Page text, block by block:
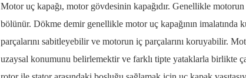
Motor uç kapağı, motor gövdesinin kapağıdır. Genellikle
bölünür. Dökme demir genellikle motor uç kapağının
parçalarını sabitleyebilir ve motorun iç parçalarını koruyabilir.
uzaysal konumunu belirlemektir ve farklı tipte yataklarla birlikte